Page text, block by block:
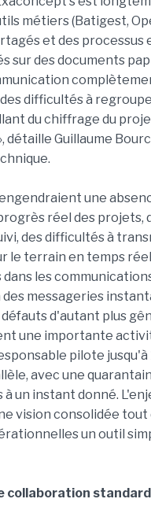
métiers (Batigest,
et des processus
sur des documents
difficultés à
du chiffrage du
détaille Guillaume
une
réel des projets,
des difficultés à
le terrain en temps
les
des messageries
d'autant plus
une importante
pilote jusqu'à
avec une
un instant donné.
vision consolidée
un outil
collaboration